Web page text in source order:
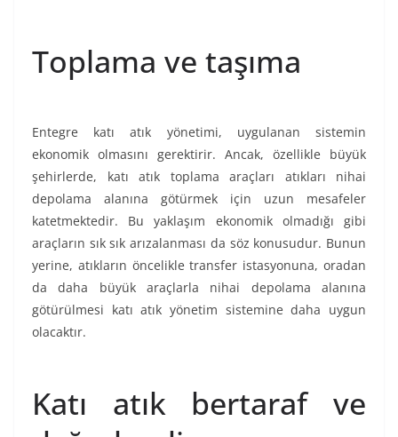
Toplama ve taşıma
Entegre katı atık yönetimi, uygulanan sistemin
ekonomik olmasını gerektirir. Ancak, özellikle büyük
şehirlerde, katı atık toplama araçları atıkları nihai
depolama alanına götürmek için uzun mesafeler
katetmektedir. Bu yaklaşım ekonomik olmadığı gibi
araçların sık sık arızalanması da söz konusudur. Bunun
yerine, atıkların öncelikle transfer istasyonuna, oradan
da daha büyük araçlarla nihai depolama alanına
götürülmesi katı atık yönetim sistemine daha uygun
olacaktır.
Katı atık bertaraf ve